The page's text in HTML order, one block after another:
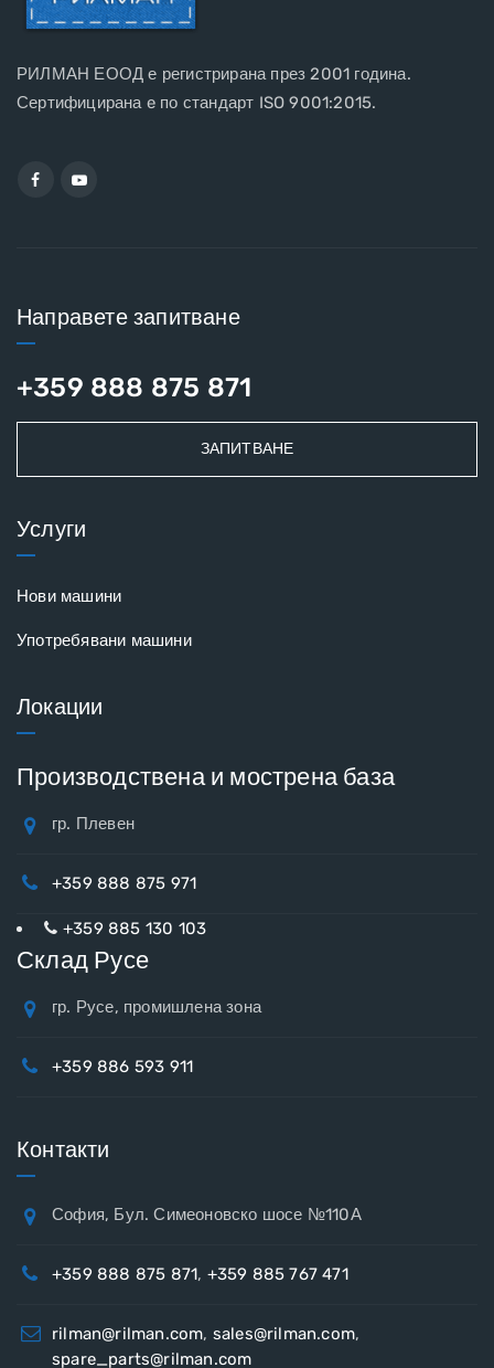
РИЛМАН ЕООД е регистрирана през 2001 година.
Сертифицирана e по стандарт ISO 9001:2015.
Направете запитване
+359 888 875 871
ЗАПИТВАНЕ
Услуги
Нови машини
Употребявани машини
Локации
Производствена и мострена база
гр. Плевен
+359 888 875 971
+359 885 130 103
Склад Русе
гр. Русе, промишлена зона
+359 886 593 911
Контакти
София, Бул. Симеоновско шосе №110А
+359 888 875 871, +359 885 767 471
rilman@rilman.com, sales@rilman.com,
spare_parts@rilman.com